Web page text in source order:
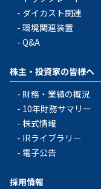
ダイカスト関連
環境関連装置
Q&A
株主・投資家の皆様へ
財務・業績の概況
10年財務サマリー
株式情報
IRライブラリー
電子公告
採用情報